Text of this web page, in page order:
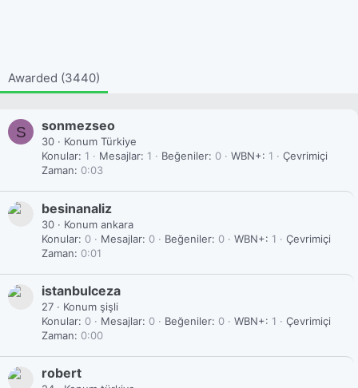
Awarded (3440)
S sonmezseo
30 · Konum Türkiye
Konular 1 Mesajlar 1 Beğeniler 0 WBN+ 1
Çevrimiçi
Zaman
0:03
besinanaliz
30 · Konum ankara
Konular 0 Mesajlar 0 Beğeniler 0 WBN+ 1
Çevrimiçi
Zaman
0:01
istanbulceza
27 · Konum şişli
Konular 0 Mesajlar 0 Beğeniler 0 WBN+ 1
Çevrimiçi
Zaman
0:00
robert